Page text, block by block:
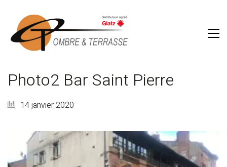
Photo2 Bar Saint Pierre
14 janvier 2020